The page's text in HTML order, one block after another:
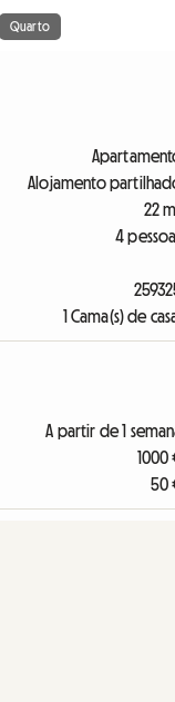
Quarto
Alojamento
22
4
1 Cama(s) de
A partir de 1
1000
50